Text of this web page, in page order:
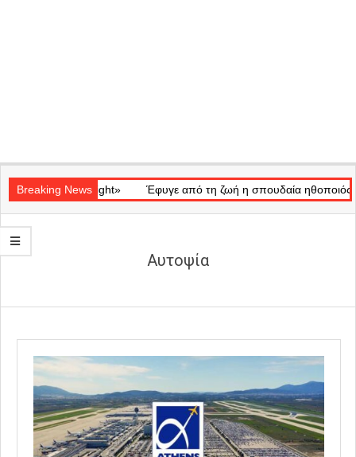
Navigation
Menu
Breaking News
«Ray of Light» Έφυγε από τη ζωή η σπουδαία ηθοποιός Μάρω
Αυτοψία